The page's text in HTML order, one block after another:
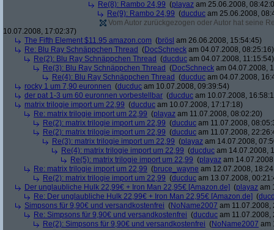
Re(8): Rambo 24,99 (playaz am 25.06.2008,
Re(9): Rambo 24,99 (ducduc am 25.06.2008,
Vom Autor zurückgezogen oder Autor hat seine
10.07.2008, 17:02:37)
The Fifth Element $11.95 amazon.com (brösl am 26.06.2008, 15:54:45)
Re: Blu Ray Schnäppchen Thread (DocSchneck am 04.07.2008, 08:25:16)
Re(2): Blu Ray Schnäppchen Thread (ducduc am 04.07.2008, 11:15:54)
Re(3): Blu Ray Schnäppchen Thread (DocSchneck am 04.07.2008,
Re(4): Blu Ray Schnäppchen Thread (ducduc am 04.07.2008,
rocky 1 um 7,90 euronnen (ducduc am 10.07.2008, 09:39:54)
der pat 1-3 um 60 euronnen vorbestellbar (ducduc am 10.07.2008,
matrix trilogie import um 22,99 (ducduc am 10.07.2008, 17:17:18)
Re: matrix trilogie import um 22,99 (playaz am 11.07.2008, 08:02:20)
Re(2): matrix trilogie import um 22,99 (ducduc am 11.07.2008,
Re(2): matrix trilogie import um 22,99 (ducduc am 11.07.2008,
Re(3): matrix trilogie import um 22,99 (playaz am 14.07.2008,
Re(4): matrix trilogie import um 22,99 (ducduc am 14.07.2008,
Re(5): matrix trilogie import um 22,99 (playaz am
Re: matrix trilogie import um 22,99 (bruce_wayne am 12.07.2008,
Re(2): matrix trilogie import um 22,99 (ducduc am 13.07.2008,
Der unglaubliche Hulk 22,99€ + Iron Man 22,95€ [Amazon.de] (playaz am
Re: Der unglaubliche Hulk 22,99€ + Iron Man 22,95€ [Amazon.de] (
Simpsons für 9,90€ und versandkostenfrei (NoName2007 am 11.07.2008,
Re: Simpsons für 9,90€ und versandkostenfrei (ducduc am 11.07.2008,
Re(2): Simpsons für 9,90€ und versandkostenfrei (NoName2007 am